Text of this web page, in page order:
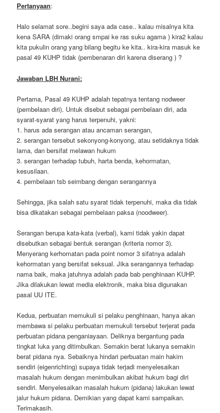
Pertanyaan:
Halo selamat sore..begini saya ada case.. kalau misalnya kita
kena SARA (dimaki orang smpai ke ras suku agama ) kira2 kalau
kita pukulin orang yang bilang begitu ke kita.. kira-kira masuk ke
pasal 49 KUHP tidak (pembenaran diri karena diserang ) ?
Jawaban LBH Nurani:
Pertama, Pasal 49 KUHP adalah tepatnya tentang nodweer
(pembelaan diri). Untuk disebut sebagai pembelaan diri, ada
syarat-syarat yang harus terpenuhi, yakni:
1. harus ada serangan atau ancaman serangan,
2. serangan tersebut sekonyong-konyong, atau setidaknya tidak
lama, dan bersifat melawan hukum
3. serangan terhadap tubuh, harta benda, kehormatan,
kesusilaan.
4. pembelaan tsb seimbang dengan serangannya
Sehingga, jika salah satu syarat tidak terpenuhi, maka dia tidak
bisa dikatakan sebagai pembelaan paksa (noodweer).
Serangan berupa kata-kata (verbal), kami tidak yakin dapat
disebutkan sebagai bentuk serangan (kriteria nomor 3).
Menyerang kerhomatan pada point nomor 3 sifatnya adalah
kehormatan yang bersifat seksual. Jika serangannya terhadap
nama baik, maka jatuhnya adalah pada bab penghinaan KUHP.
Jika dilakukan lewat media elektronik, maka bisa digunakan
pasal UU ITE.
Kedua, perbuatan memukuli si pelaku penghinaan, hanya akan
membawa si pelaku perbuatan memukuli tersebut terjerat pada
perbuatan pidana penganiayaan. Deliknya bergantung pada
tingkat luka yang ditimbulkan. Semakin berat lukanya semakin
berat pidana nya. Sebaiknya hindari perbuatan main hakim
sendiri (eigenrichting) supaya tidak terjadi menyelesaikan
masalah hukum dengan menimbulkan akibat hukum bagi diri
sendiri. Menyelesaikan masalah hukum (pidana) lakukan lewat
jalur hukum pidana. Demikian yang dapat kami sampaikan.
Terimakasih.